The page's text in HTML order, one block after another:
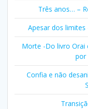
Três anos… –
Apesar dos
Morte -Do livro Orai
por
Confia e não